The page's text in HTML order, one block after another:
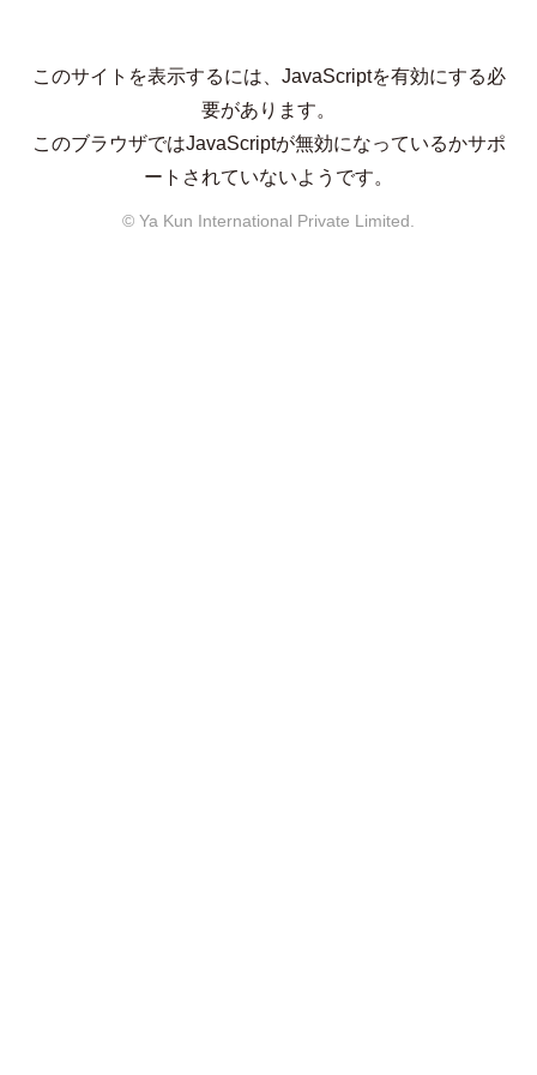
このサイトを表示するには、JavaScriptを有効にする必
要があります。
このブラウザではJavaScriptが無効になっているかサポ
ートされていないようです。
© Ya Kun International Private Limited.